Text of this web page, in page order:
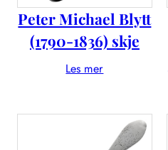
Peter Michael Blytt
(1790-1836) skje
Les mer